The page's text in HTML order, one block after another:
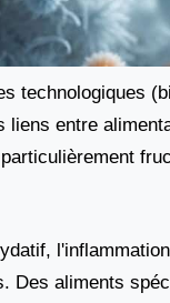
technologiques
liens entre
Des aliments